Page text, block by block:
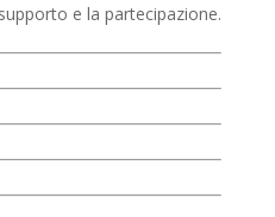
e la partecipazione.